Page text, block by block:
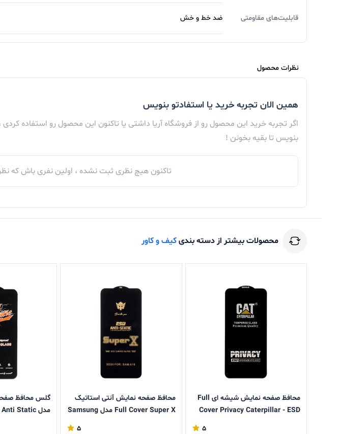
قابلیت‌های مقاومتی ضد خط و خش
نظرات محصول
همین الان تجربه خرید یا استفادتو بنویس
اگر تجربه خرید این محصول رو از فروشگاه آریا داشتی یا تاکنون این محصول رو استفاده کردی
بنویس تا بقیه بخونن !
تاکنون هیچ نظری ثبت نشده ، اولین نفری باش که
محصولات بیشتر از دسته بندیکیف و کاور
محافظ صفحه نمایش شیشه ای Full
Cover Privacy Caterpillar - ESD
5
محافظ صفحه نمایش آنتی استاتیک
Full Cover Super X مدل Samsung
5
گلس محافظ